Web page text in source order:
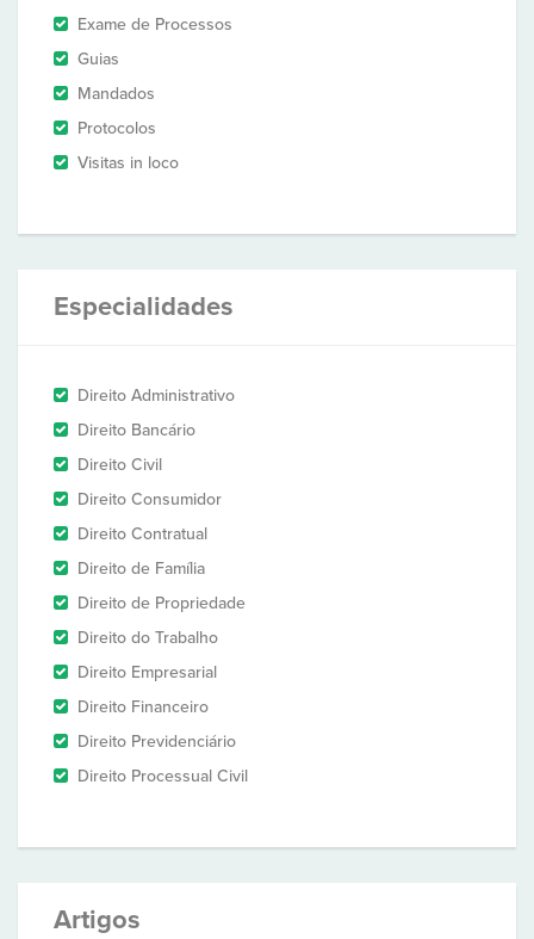
Exame de Processos
Guias
Mandados
Protocolos
Visitas in loco
Especialidades
Direito Administrativo
Direito Bancário
Direito Civil
Direito Consumidor
Direito Contratual
Direito de Família
Direito de Propriedade
Direito do Trabalho
Direito Empresarial
Direito Financeiro
Direito Previdenciário
Direito Processual Civil
Artigos